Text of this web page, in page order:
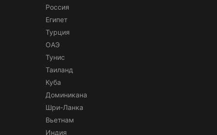
Россия
Египет
Турция
ОАЭ
Тунис
Таиланд
Куба
Доминикана
Шри-Ланка
Вьетнам
Индия